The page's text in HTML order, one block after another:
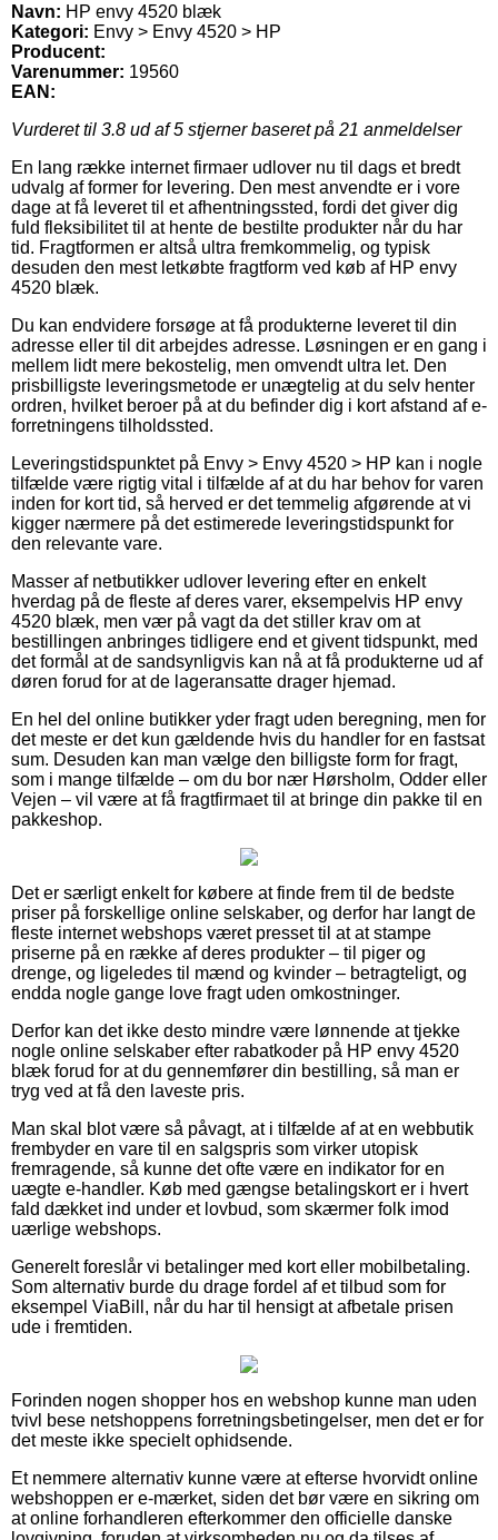
Navn: HP envy 4520 blæk
Kategori: Envy > Envy 4520 > HP
Producent:
Varenummer: 19560
EAN:
Vurderet til 3.8 ud af 5 stjerner baseret på 21 anmeldelser
En lang række internet firmaer udlover nu til dags et bredt
udvalg af former for levering. Den mest anvendte er i vore
dage at få leveret til et afhentningssted, fordi det giver dig
fuld fleksibilitet til at hente de bestilte produkter når du har
tid. Fragtformen er altså ultra fremkommelig, og typisk
desuden den mest letkøbte fragtform ved køb af HP envy
4520 blæk.
Du kan endvidere forsøge at få produkterne leveret til din
adresse eller til dit arbejdes adresse. Løsningen er en gang i
mellem lidt mere bekostelig, men omvendt ultra let. Den
prisbilligste leveringsmetode er unægtelig at du selv henter
ordren, hvilket beroer på at du befinder dig i kort afstand af e-
forretningens tilholdssted.
Leveringstidspunktet på Envy > Envy 4520 > HP kan i nogle
tilfælde være rigtig vital i tilfælde af at du har behov for varen
inden for kort tid, så herved er det temmelig afgørende at vi
kigger nærmere på det estimerede leveringstidspunkt for
den relevante vare.
Masser af netbutikker udlover levering efter en enkelt
hverdag på de fleste af deres varer, eksempelvis HP envy
4520 blæk, men vær på vagt da det stiller krav om at
bestillingen anbringes tidligere end et givent tidspunkt, med
det formål at de sandsynligvis kan nå at få produkterne ud af
døren forud for at de lageransatte drager hjemad.
En hel del online butikker yder fragt uden beregning, men for
det meste er det kun gældende hvis du handler for en fastsat
sum. Desuden kan man vælge den billigste form for fragt,
som i mange tilfælde – om du bor nær Hørsholm, Odder eller
Vejen – vil være at få fragtfirmaet til at bringe din pakke til en
pakkeshop.
Det er særligt enkelt for købere at finde frem til de bedste
priser på forskellige online selskaber, og derfor har langt de
fleste internet webshops været presset til at at stampe
priserne på en række af deres produkter – til piger og
drenge, og ligeledes til mænd og kvinder – betragteligt, og
endda nogle gange love fragt uden omkostninger.
Derfor kan det ikke desto mindre være lønnende at tjekke
nogle online selskaber efter rabatkoder på HP envy 4520
blæk forud for at du gennemfører din bestilling, så man er
tryg ved at få den laveste pris.
Man skal blot være så påvagt, at i tilfælde af at en webbutik
frembyder en vare til en salgspris som virker utopisk
fremragende, så kunne det ofte være en indikator for en
uægte e-handler. Køb med gængse betalingskort er i hvert
fald dækket ind under et lovbud, som skærmer folk imod
uærlige webshops.
Generelt foreslår vi betalinger med kort eller mobilbetaling.
Som alternativ burde du drage fordel af et tilbud som for
eksempel ViaBill, når du har til hensigt at afbetale prisen
ude i fremtiden.
Forinden nogen shopper hos en webshop kunne man uden
tvivl bese netshoppens forretningsbetingelser, men det er for
det meste ikke specielt ophidsende.
Et nemmere alternativ kunne være at efterse hvorvidt online
webshoppen er e-mærket, siden det bør være en sikring om
at online forhandleren efterkommer den officielle danske